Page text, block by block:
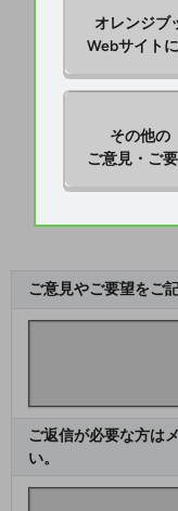
オレンジブ
Webサイト
その他の
ご意見・ご
ご意見やご要望をご
ご返信が必要な方は
い。